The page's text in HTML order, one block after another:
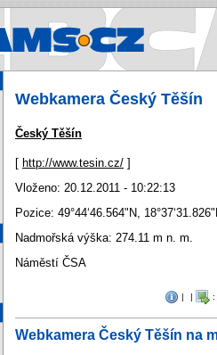
Webcams.cz -
Webkamera Český Těšín
Český Těšín
[ http://www.tesin.cz/ ]
Vloženo: 20.12.2011 - 10:22:13
Pozice: 49°44‘46.564"N
Nadmořská výška: 274.11 m n. m.
Náměstí ČSA
| | :
Webkamera Český Těšín na